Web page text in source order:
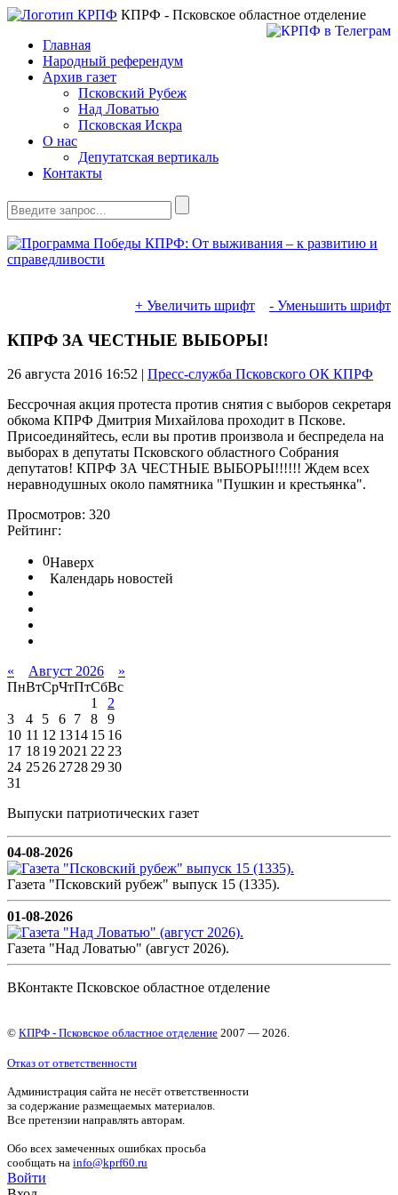
КПРФ - Псковское областное отделение
Главная
Народный референдум
Архив газет
Псковский Рубеж
Над Ловатью
Псковская Искра
О нас
Депутатская вертикаль
Контакты
+ Увеличить шрифт - Уменьшить шрифт
КПРФ ЗА ЧЕСТНЫЕ ВЫБОРЫ!
26 августа 2016 16:52 | Пресс-служба Псковского ОК КПРФ
Бессрочная акция протеста против снятия с выборов секретаря
обкома КПРФ Дмитрия Михайлова проходит в Пскове.
Присоединяйтесь, если вы против произвола и беспредела на
выборах в депутаты Псковского областного Собрания
депутатов! КПРФ ЗА ЧЕСТНЫЕ ВЫБОРЫ!!!!!! Ждем всех
неравнодушных около памятника "Пушкин и крестьянка".
Просмотров: 320
Рейтинг:
0Наверх
Календарь новостей
« Август 2026
»
ПнВтСрЧтПтСбВс
1
2
3
4 5 6 7 8
9
10 11 12 1314 15 16
17 18192021 2223
24 252627282930
31
Выпуски патриотических газет
04-08-2026
Газета "Псковский рубеж" выпуск 15 (1335).
01-08-2026
Газета "Над Ловатью" (август 2026).
ВКонтакте Псковское областное отделение
© КПРФ - Псковское областное отделение 2007 — 2026.
Отказ от ответственности
Администрация сайта не несёт ответственности
за содержание размещаемых материалов.
Все претензии направлять авторам.
Обо всех замеченных ошибках просьба
сообщать на info@kprf60.ru
Войти